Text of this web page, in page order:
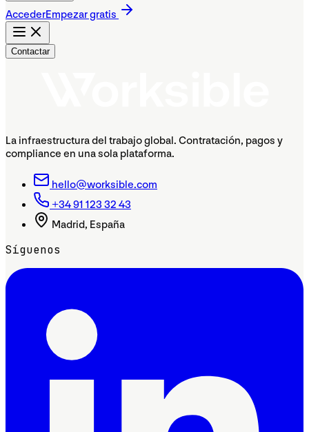
AccederEmpezar gratis
Contactar
La infraestructura del trabajo global. Contratación, pagos y
compliance en una sola plataforma.
hello@worksible.com
+34 91 123 32 43
Madrid, España
Síguenos